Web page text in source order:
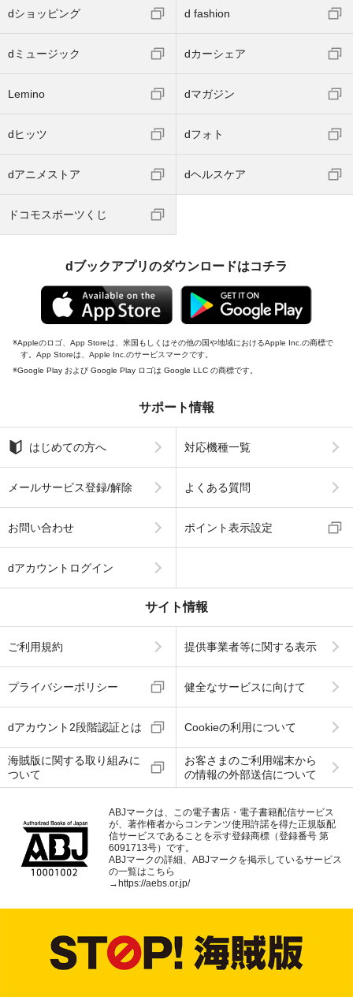
dショッピング d fashion
dミュージック dカーシェア
Lemino dマガジン
dヒッツ dフォト
dアニメストア dヘルスケア
ドコモスポーツくじ
dブックアプリのダウンロードはコチラ
Appleのロゴ、App Storeは、米国もしくはその他の国や地域におけるApple Inc.の商標で
す。App Storeは、Apple Inc.のサービスマークです。
Google Play および Google Play ロゴは Google LLC の商標です。
サポート情報
はじめての方へ 対応機種一覧
メールサービス登録/解除 よくある質問
お問い合わせ ポイント表示設定
dアカウントログイン
サイト情報
ご利用規約 提供事業者等に関する表示
プライバシーポリシー 健全なサービスに向けて
dアカウント2段階認証とは Cookieの利用について
海賊版に関する取り組みに
ついて
お客さまのご利用端末から
の情報の外部送信について
ABJマークは、この電子書店・電子書籍配信サービス
が、著作権者からコンテンツ使用許諾を得た正規版配
信サービスであることを示す登録商標（登録番号 第
6091713号）です。
ABJマークの詳細、ABJマークを掲示しているサービス
の一覧はこちら
→ https://aebs.or.jp/